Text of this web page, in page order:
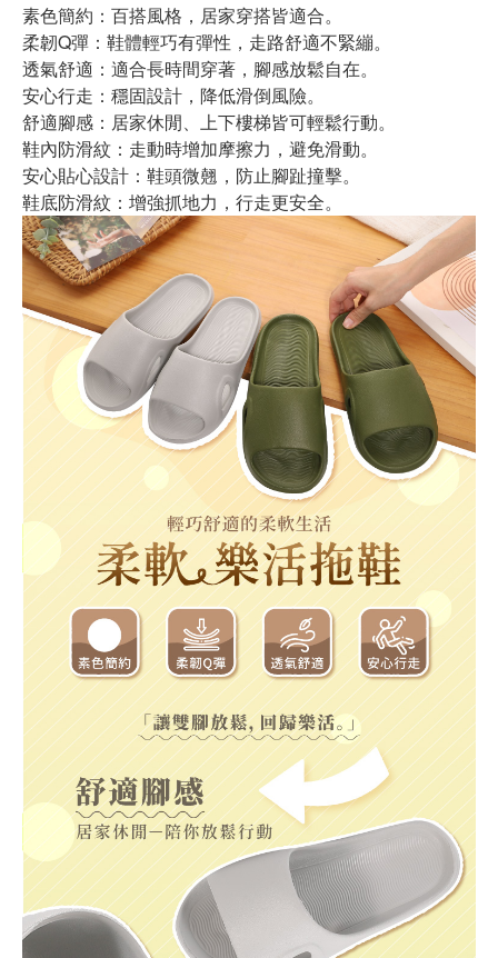
素色簡約：百搭風格，居家穿搭皆適合。
柔韌Q彈：鞋體輕巧有彈性，走路舒適不緊繃。
透氣舒適：適合長時間穿著，腳感放鬆自在。
安心行走：穩固設計，降低滑倒風險。
舒適腳感：居家休閒、上下樓梯皆可輕鬆行動。
鞋內防滑紋：走動時增加摩擦力，避免滑動。
安心貼心設計：鞋頭微翹，防止腳趾撞擊。
鞋底防滑紋：增強抓地力，行走更安全。